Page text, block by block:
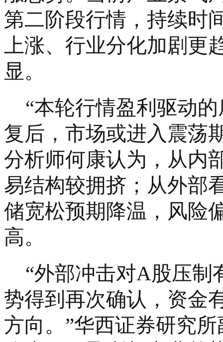
第二阶段行情，持续时
上涨、行业分化加剧更
显。
“本轮行情盈利驱动
复后，市场或进入震荡
分析师何康认为，从内
易结构较拥挤；从外部
储宽松预期降温，风险
高。
“外部冲击对A股压制
势得到再次确认，资金
方向。”华西证券研究